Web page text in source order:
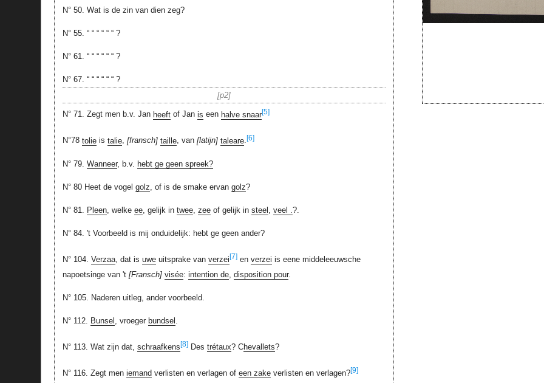
N° 50. Wat is de zin van dien zeg?
N° 55. “ “ “ “ “ “ ?
N° 61. “ “ “ “ “ “ ?
N° 67. “ “ “ “ “ “ ?
p2
N° 71. Zegt men b.v. Jan heeftof Jan is een halve snaar[5]
N°78 tolieis talie, fransch taille, van latijn taleare.[6]
N° 79. Wanneer, b.v. hebt ge geen spreek?
N° 80 Heet de vogel golz , of is de smake ervan golz?
N° 81. Pleen, welke ee, gelijk in twee, zeeof gelijk in steel veel . ?.
N° 84. 't Voorbeeld is mij onduidelijk: hebt ge geen ander?
N° 104. Verzaa, dat is uweuitsprake van verzei[7]en verzei is eene middeleeuwsche
napoetsinge van 't Fransch visée: intention de, disposition pour.
N° 105. Naderen uitleg, ander voorbeeld.
N° 112. Bunsel , vroeger bundsel
N° 113. Wat zijn dat, schraafkens[8]Des trétaux? Chevallets?
N° 116. Zegt men iemand verlisten en verlagen of een zakeverlisten en verlagen?[9]